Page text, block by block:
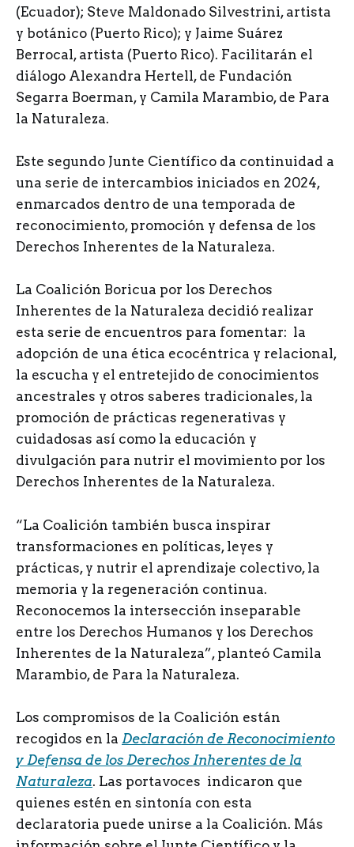
(Ecuador); Steve Maldonado Silvestrini, artista
y botánico (Puerto Rico); y Jaime Suárez
Berrocal, artista (Puerto Rico). Facilitarán el
diálogo Alexandra Hertell, de Fundación
Segarra Boerman, y Camila Marambio, de Para
la Naturaleza.
Este segundo Junte Científico da continuidad a
una serie de intercambios iniciados en 2024,
enmarcados dentro de una temporada de
reconocimiento, promoción y defensa de los
Derechos Inherentes de la Naturaleza.
La Coalición Boricua por los Derechos
Inherentes de la Naturaleza decidió realizar
esta serie de encuentros para fomentar: la
adopción de una ética ecocéntrica y relacional,
la escucha y el entretejido de conocimientos
ancestrales y otros saberes tradicionales, la
promoción de prácticas regenerativas y
cuidadosas así como la educación y
divulgación para nutrir el movimiento por los
Derechos Inherentes de la Naturaleza.
“La Coalición también busca inspirar
transformaciones en políticas, leyes y
prácticas, y nutrir el aprendizaje colectivo, la
memoria y la regeneración continua.
Reconocemos la intersección inseparable
entre los Derechos Humanos y los Derechos
Inherentes de la Naturaleza”, planteó Camila
Marambio, de Para la Naturaleza.
Los compromisos de la Coalición están
recogidos en la Declaración de Reconocimiento
y Defensa de los Derechos Inherentes de la
Naturaleza. Las portavoces indicaron que
quienes estén en sintonía con esta
declaratoria puede unirse a la Coalición. Más